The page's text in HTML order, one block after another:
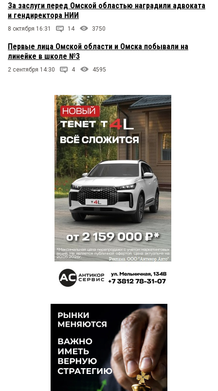
За заслуги перед Омской областью наградили адвоката
и гендиректора НИИ
8 октября 16:31 14 3750
Первые лица Омской области и Омска побывали на
линейке в школе №3
2 сентября 14:30 4 4595